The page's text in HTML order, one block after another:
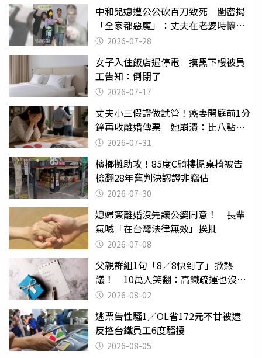
中和兒媳遭公公砍百刀致死 閨密揭
「全家都惡魔」：丈夫在老婆時懷孕
摔東西
2026-07-28
女子入住飯店遇停電 摸黑下樓被員
工告知：倒閉了
2026-07-17
丈夫小三假證做試管！癌妻開庭前1分
鐘再收離婚傳票 她崩潰：比八點檔
還扯2026-07-31
檳榔攤助攻！85度C騎樓擺桌椅被告
檢翻28年舊判決認證非竊佔
2026-07-30
媳婦簽離婚沒先讓公婆同意！ 長輩
氣喊「在台灣法律無效」挨批
2026-07-08
父親群組1句「8／8快到了」掀熱
議！ 10萬人笑翻：高鐵疏運也沒列
父親節
2026-08-02
逃票告性騷1／OL省172元不甘被逮
反控台鐵員工6度騷擾
2026-08-05